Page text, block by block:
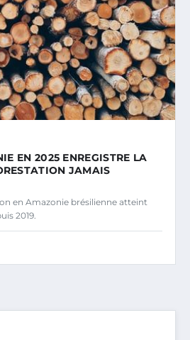
EN 2025 ENREGISTRE LA
JAMAIS
en Amazonie brésilienne atteint
2019.